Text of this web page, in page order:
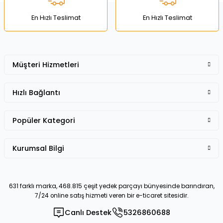
Bu ürüne benzer farklı alternatifler olmalı.
En Hızlı Teslimat En Hızlı Teslimat
631 farklı marka, 468.815 çeşit yedek parçayı bünyesinde barındıran,
7/24 online satış hizmeti veren bir e-ticaret sitesidir.
Canlı Destek 5326860688
Müşteri Hizmetleri
Hızlı Bağlantı
Popüler Kategori
Kurumsal Bilgi